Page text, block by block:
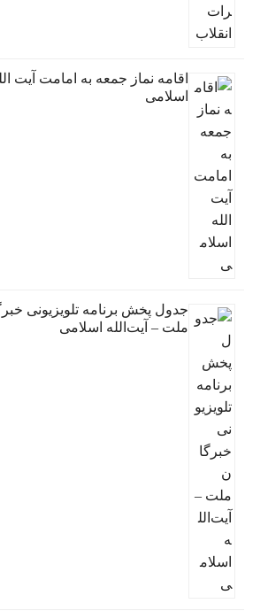
اقامه نماز جمعه به امامت آیت
اسلامی
جدول پخش برنامه تلویزیونی
ملت – آیت‌الله اسلامی